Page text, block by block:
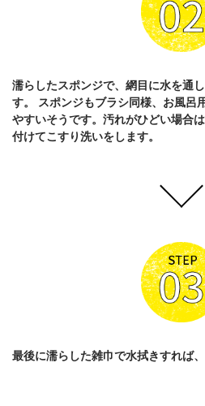
濡らしたスポンジで、網目に水を通
す。
スポンジもブラシ同様、お風呂
やすいそうです。 汚れがひどい場合
付けてこすり洗いをします。
最後に濡らした雑巾で水拭きすれば、